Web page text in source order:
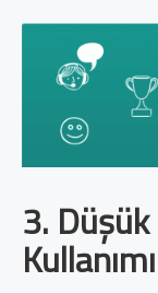
3.
Kullanımı